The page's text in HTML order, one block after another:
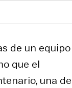
de un equipo
que el
una de